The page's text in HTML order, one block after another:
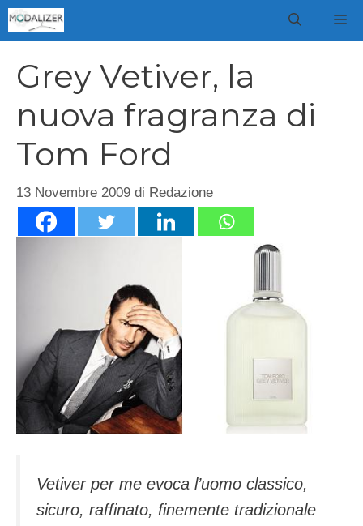
Vai
al
Grey Vetiver, la
nuova fragranza di
Tom Ford
13 Novembre 2009 di Redazione
Vetiver per me evoca l’uomo classico,
sicuro, raffinato, finemente tradizionale